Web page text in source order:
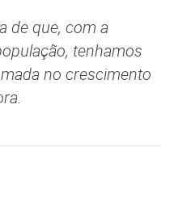
de que, com a
tenhamos
no crescimento